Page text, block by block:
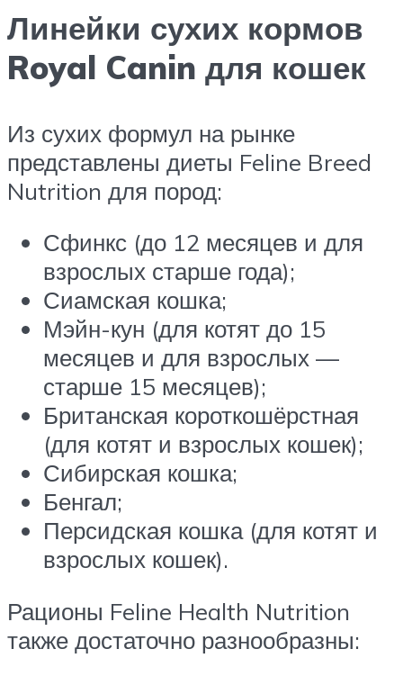
Линейки сухих кормов
Royal Canin для кошек
Из сухих формул на рынке
представлены диеты Feline Breed
Nutrition для пород:
Сфинкс (до 12 месяцев и для
взрослых старше года);
Сиамская кошка;
Мэйн-кун (для котят до 15
месяцев и для взрослых —
старше 15 месяцев);
Британская короткошёрстная
(для котят и взрослых кошек);
Сибирская кошка;
Бенгал;
Персидская кошка (для котят и
взрослых кошек).
Рационы Feline Health Nutrition
также достаточно разнообразны: